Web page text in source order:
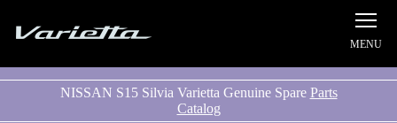
NISSAN S15 Silvia Varietta Genuine Spare Parts
Catalog